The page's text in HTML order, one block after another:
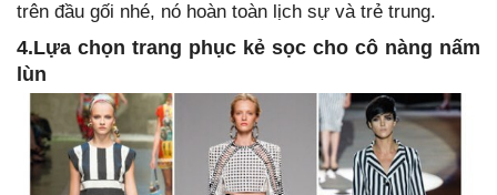
trên đầu gối nhé, nó hoàn toàn lịch sự và trẻ trung.
4.Lựa chọn trang phục kẻ sọc cho cô nàng nấm
lùn